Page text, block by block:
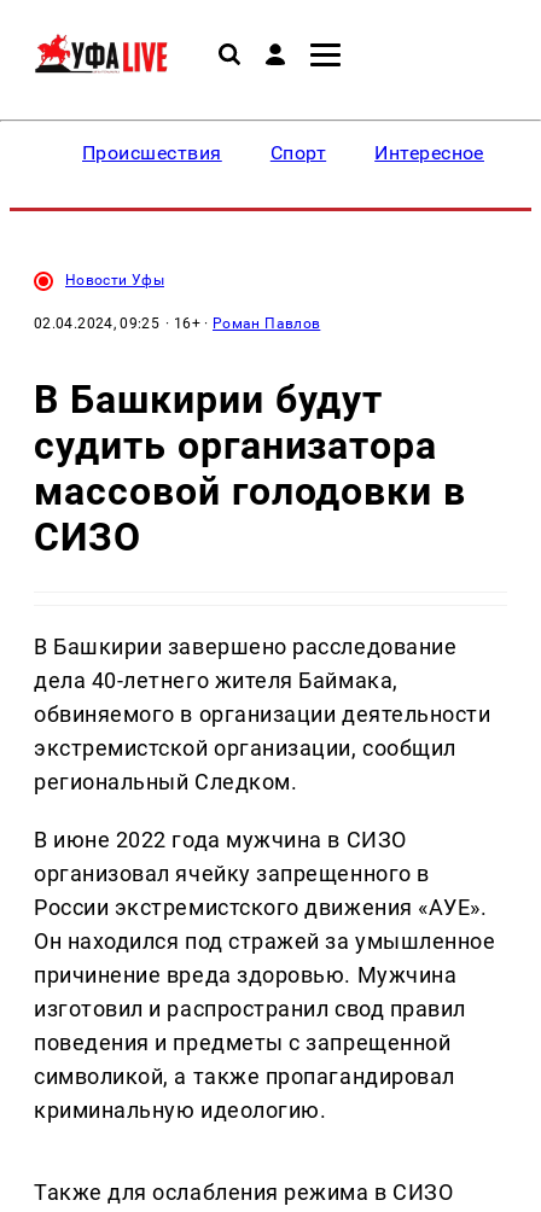
Происшествия Спорт Интересное
Новости Уфы
02.04.2024, 09:25 · 16+ · Роман Павлов
В Башкирии будут
судить организатора
массовой голодовки в
СИЗО
В Башкирии завершено расследование
дела 40-летнего жителя Баймака,
обвиняемого в организации деятельности
экстремистской организации, сообщил
региональный Следком.
В июне 2022 года мужчина в СИЗО
организовал ячейку запрещенного в
России экстремистского движения «АУЕ».
Он находился под стражей за умышленное
причинение вреда здоровью. Мужчина
изготовил и распространил свод правил
поведения и предметы с запрещенной
символикой, а также пропагандировал
криминальную идеологию.
Также для ослабления режима в СИЗО